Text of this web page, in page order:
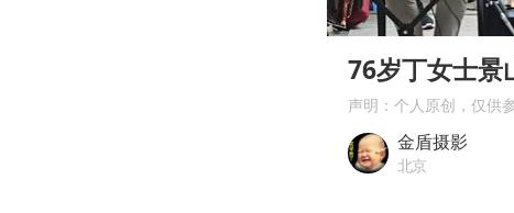
Play
00:00
76岁丁女士景
声明：个人原创，仅供
金盾摄影
北京